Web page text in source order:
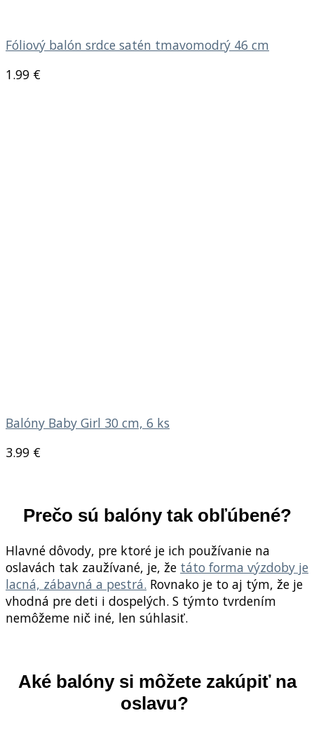
Fóliový balón srdce satén tmavomodrý 46 cm
1.99 €
Balóny Baby Girl 30 cm, 6 ks
3.99 €
Prečo sú balóny tak obľúbené?
Hlavné dôvody, pre ktoré je ich používanie na
oslavách tak zaužívané, je, že táto forma výzdoby je
lacná, zábavná a pestrá. Rovnako je to aj tým, že je
vhodná pre deti i dospelých. S týmto tvrdením
nemôžeme nič iné, len súhlasiť.
Aké balóny si môžete zakúpiť na
oslavu?